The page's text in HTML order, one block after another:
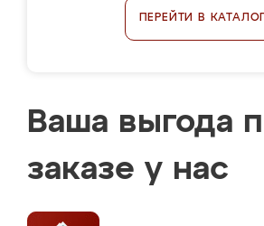
ПЕРЕЙТИ В КАТАЛОГ
Ваша выгода
заказе у нас